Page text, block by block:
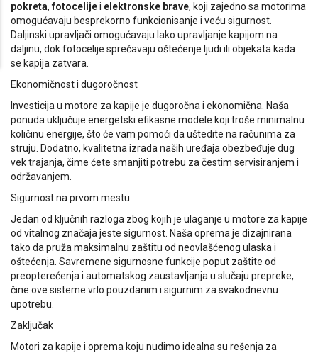
pokreta,fotocelijei elektronske brave, koji zajedno sa motorima
omogućavaju besprekorno funkcionisanje i veću sigurnost.
Daljinski upravljači omogućavaju lako upravljanje kapijom na
daljinu, dok fotocelije sprečavaju oštećenje ljudi ili objekata kada
se kapija zatvara.
Ekonomičnost i dugoročnost
Investicija u motore za kapije je dugoročna i ekonomična. Naša
ponuda uključuje energetski efikasne modele koji troše minimalnu
količinu energije, što će vam pomoći da uštedite na računima za
struju. Dodatno, kvalitetna izrada naših uređaja obezbeđuje dug
vek trajanja, čime ćete smanjiti potrebu za čestim servisiranjem i
održavanjem.
Sigurnost na prvom mestu
Jedan od ključnih razloga zbog kojih je ulaganje u motore za kapije
od vitalnog značaja jeste sigurnost. Naša oprema je dizajnirana
tako da pruža maksimalnu zaštitu od neovlašćenog ulaska i
oštećenja. Savremene sigurnosne funkcije poput zaštite od
preopterećenja i automatskog zaustavljanja u slučaju prepreke,
čine ove sisteme vrlo pouzdanim i sigurnim za svakodnevnu
upotrebu.
Zaključak
Motori za kapije i oprema koju nudimo idealna su rešenja za